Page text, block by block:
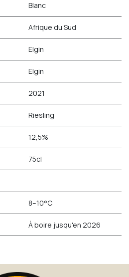
Blanc
Afrique du Sud
Elgin
Elgin
2021
Riesling
12,5%
75cl
8–10°C
À boire jusqu'en 2026